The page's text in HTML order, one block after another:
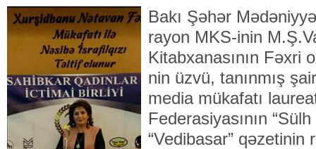
Bakı Şəhər
rayon MKS-inin
Kitabxanasının Fəxri
nin üzvü, tanınmış
media mükafatı
Federasiyasının
“Vedibasar” qəzetinin